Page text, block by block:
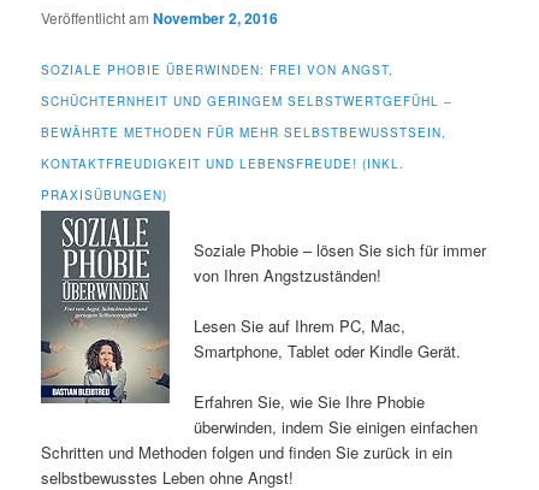
Veröffentlicht amNovember 2, 2016
SOZIALE PHOBIE ÜBERWINDEN: FREI VON ANGST,
SCHÜCHTERNHEIT UND GERINGEM SELBSTWERTGEFÜHL –
BEWÄHRTE METHODEN FÜR MEHR SELBSTBEWUSSTSEIN,
KONTAKTFREUDIGKEIT UND LEBENSFREUDE! (INKL.
PRAXISÜBUNGEN)
Soziale Phobie – lösen Sie sich für immer
von Ihren Angstzuständen!
Lesen Sie auf Ihrem PC, Mac,
Smartphone, Tablet oder Kindle Gerät.
Erfahren Sie, wie Sie Ihre Phobie
überwinden, indem Sie einigen einfachen
Schritten und Methoden folgen und finden Sie zurück in ein
selbstbewusstes Leben ohne Angst!